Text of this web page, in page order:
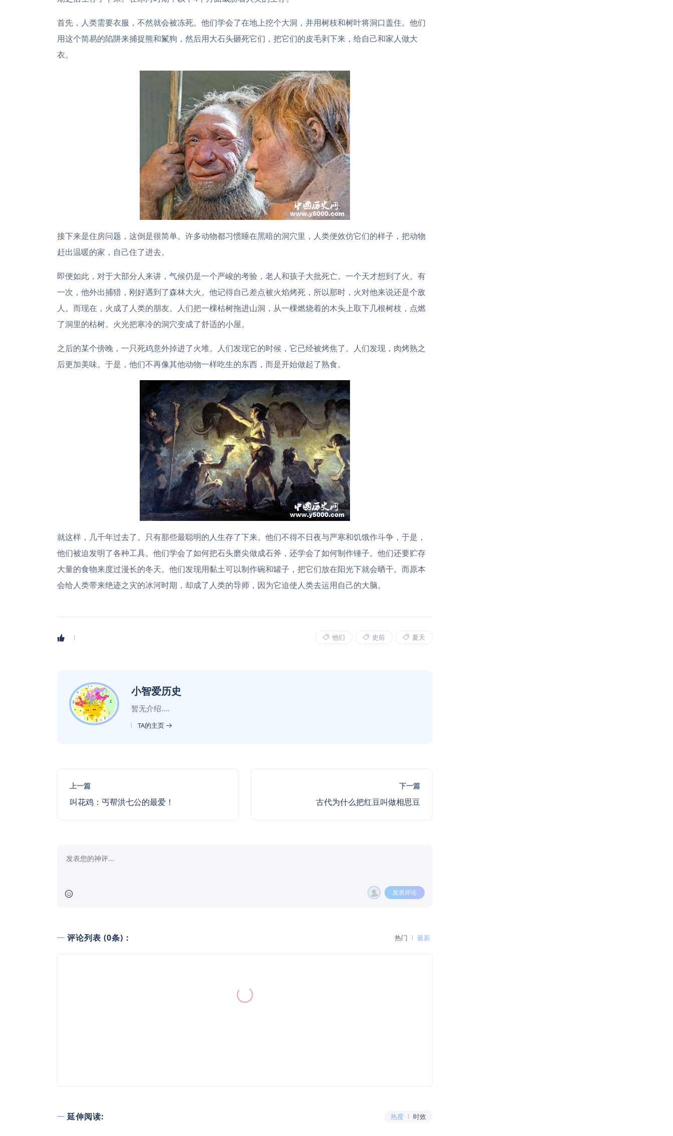
首先，人类需要衣服，不然就会被冻死。他们学会了在地上挖个大洞，并用树枝和树叶将洞口盖住。他们
用这个简易的陷阱来捕捉熊和鬣狗，然后用大石头砸死它们，把它们的皮毛剥下来，给自己和家人做大
衣。
接下来是住房问题，这倒是很简单。许多动物都习惯睡在黑暗的洞穴里，人类便效仿它们的样子，把动物
赶出温暖的家，自己住了进去。
即便如此，对于大部分人来讲，气候仍是一个严峻的考验，老人和孩子大批死亡。一个天才想到了火。有
一次，他外出捕猎，刚好遇到了森林大火。他记得自己差点被火焰烤死，所以那时，火对他来说还是个敌
人。而现在，火成了人类的朋友。人们把一棵枯树拖进山洞，从一棵燃烧着的木头上取下几根树枝，点燃
了洞里的枯树。火光把寒冷的洞穴变成了舒适的小屋。
之后的某个傍晚，一只死鸡意外掉进了火堆。人们发现它的时候，它已经被烤焦了。人们发现，肉烤熟之
后更加美味。于是，他们不再像其他动物一样吃生的东西，而是开始做起了熟食。
就这样，几千年过去了。只有那些最聪明的人生存了下来。他们不得不日夜与严寒和饥饿作斗争，于是，
他们被迫发明了各种工具。他们学会了如何把石头磨尖做成石斧，还学会了如何制作锤子。他们还要贮存
大量的食物来度过漫长的冬天。他们发现用黏土可以制作碗和罐子，把它们放在阳光下就会晒干。而原本
会给人类带来绝迹之灾的冰河时期，却成了人类的导师，因为它迫使人类去运用自己的大脑。
他们 史前 夏天
小智爱历史
暂无介绍....
TA的主页
上一篇
叫花鸡：丐帮洪七公的最爱！
下一篇
古代为什么把红豆叫做相思豆
发表评论
评论列表 (0条)： 热门 最新
延伸阅读: 热度 时效